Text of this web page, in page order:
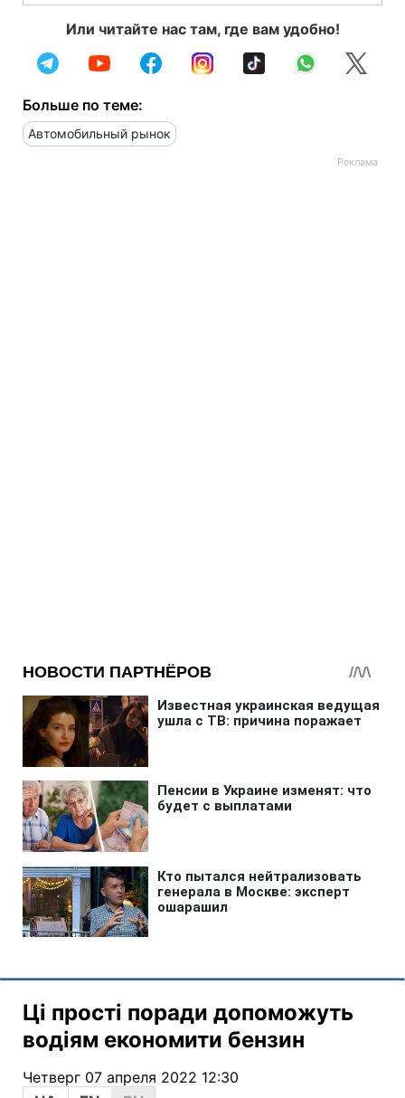
Или читайте нас там, где вам удобно!
Больше по теме:
Автомобильный рынок
Ці прості поради допоможуть
водіям економити бензин
Четверг 07 апреля 2022 12:30